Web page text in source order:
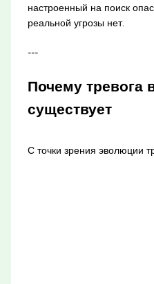
настроенный на поиск
реальной угрозы нет.
---
Почему тревога
существует
С точки зрения эволюции